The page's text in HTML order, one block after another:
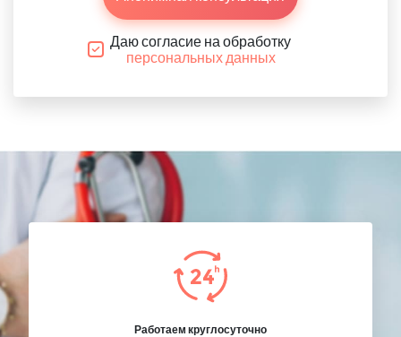
Даю согласие на обработку
персональных данных
Работаем круглосуточно